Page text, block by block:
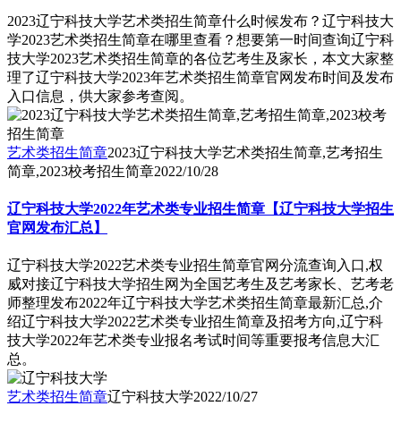
2023辽宁科技大学艺术类招生简章什么时候发布？辽宁科技大
学2023艺术类招生简章在哪里查看？想要第一时间查询辽宁科
技大学2023艺术类招生简章的各位艺考生及家长，本文大家整
理了辽宁科技大学2023年艺术类招生简章官网发布时间及发布
入口信息，供大家参考查阅。
艺术类招生简章2023辽宁科技大学艺术类招生简章,艺考招生
简章,2023校考招生简章2022/10/28
辽宁科技大学2022年艺术类专业招生简章【辽宁科技大学招生
官网发布汇总】
辽宁科技大学2022艺术类专业招生简章官网分流查询入口,权
威对接辽宁科技大学招生网为全国艺考生及艺考家长、艺考老
师整理发布2022年辽宁科技大学艺术类招生简章最新汇总,介
绍辽宁科技大学2022艺术类专业招生简章及招考方向,辽宁科
技大学2022年艺术类专业报名考试时间等重要报考信息大汇
总。
艺术类招生简章辽宁科技大学2022/10/27